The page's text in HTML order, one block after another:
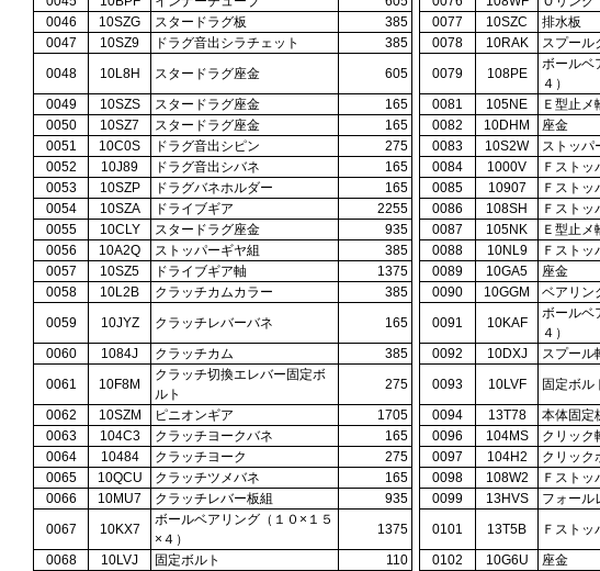
0046
10SZG スタードラグ板 385 0077 10SZC 排水板
0047
10SZ9 ドラグ音出シラチェット 385 0078 10RAK スプール
0048
10L8H スタードラグ座金 605 0079 108PE
ボールベ
４）
0049
10SZS スタードラグ座金 165 0081 105NE Ｅ型止メ
0050
10SZ7 スタードラグ座金 165 0082 10DHM 座金
0051
10C0S ドラグ音出シピン 275 0083 10S2W ストッパ
0052
10J89 ドラグ音出シバネ 165 0084 1000V Ｆストッ
0053
10SZP ドラグバネホルダー 165 0085 10907 Ｆストッ
0054
10SZA ドライブギア 2255 0086 108SH Ｆストッ
0055
10CLY スタードラグ座金 935 0087 105NK Ｅ型止メ
0056
10A2Q ストッパーギヤ組 385 0088 10NL9 Ｆストッ
0057
10SZ5 ドライブギア軸 1375 0089 10GA5 座金
0058
10L2B クラッチカムカラー 385 0090 10GGM ベアリン
0059
10JYZ クラッチレバーバネ 165 0091 10KAF
ボールベ
４）
0060
1084J クラッチカム 385 0092 10DXJ スプール
0061
10F8M
クラッチ切換エレバー固定ボ
ルト
275 0093 10LVF 固定ボル
0062
10SZM ピニオンギア 1705 0094 13T78 本体固定
0063
104C3 クラッチヨークバネ 165 0096 104MS クリック
0064
10484 クラッチヨーク 275 0097 104H2 クリック
0065
10QCU クラッチツメバネ 165 0098 108W2 Ｆストッ
0066
10MU7 クラッチレバー板組 935 0099 13HVS フォール
0067
10KX7
ボールベアリング（１０×１５
×４）
1375 0101 13T5B Ｆストッ
0068
10LVJ 固定ボルト 110 0102 10G6U 座金